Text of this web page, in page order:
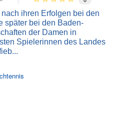
ihren Erfolgen bei den
später bei den Baden-
der Damen in
Spielerinnen des Landes